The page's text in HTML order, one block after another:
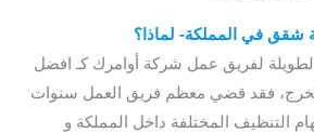
شقق في المملكة- لماذا؟
لفريق عمل شركة أوامرك كـ افضل
فقد قضي معظم فريق العمل سنوات
التنظيف المختلفة داخل المملكة و